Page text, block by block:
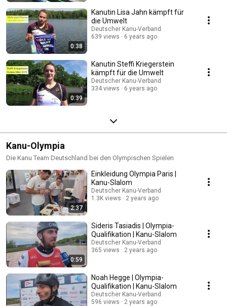
0:38
Kanutin Lisa Jahn kämpft für
die Umwelt
Deutscher Kanu-Verband
639 views
6 years ago
0:39
Kanutin Steffi Kriegerstein
kämpft für die Umwelt
Deutscher Kanu-Verband
334 views
6 years ago
Kanu-Olympia
Die Kanu Team Deutschland bei den Olympischen Spielen
2:37
Einkleidung Olympia Paris |
Kanu-Slalom
Deutscher Kanu-Verband
1.3K views
2 years ago
0:59
Sideris Tasiadis | Olympia-
Qualifikation | Kanu-Slalom
Deutscher Kanu-Verband
365 views
2 years ago
Noah Hegge | Olympia-
Qualifikation | Kanu-Slalom
Deutscher Kanu-Verband
596 views
2 years ago